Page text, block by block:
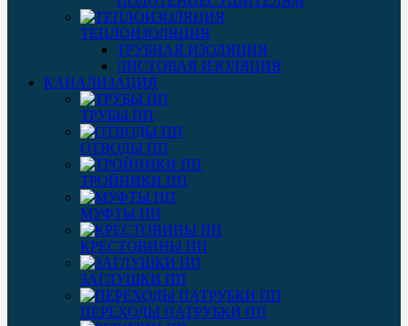
ТЕПЛОИЗОЛЯЦИЯ
ТРУБНАЯ ИЗОЛЯЦИЯ
ЛИСТОВАЯ ИЗОЛЯЦИЯ
КАНАЛИЗАЦИЯ
ТРУБЫ ПП
ОТВОДЫ ПП
ТРОЙНИКИ ПП
МУФТЫ ПП
КРЕСТОВИНЫ ПП
ЗАГЛУШКИ ПП
ПЕРЕХОДЫ ПАТРУБКИ ПП